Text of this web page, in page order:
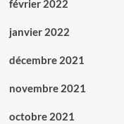
février 2022
janvier 2022
décembre 2021
novembre 2021
octobre 2021